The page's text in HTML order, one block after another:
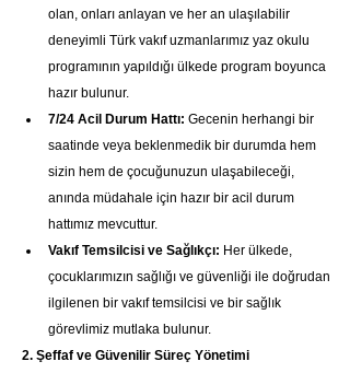
olan, onları anlayan ve her an ulaşılabilir
deneyimli Türk vakıf uzmanlarımız yaz okulu
programının yapıldığı ülkede program boyunca
hazır bulunur.
7/24 Acil Durum Hattı: Gecenin herhangi bir
saatinde veya beklenmedik bir durumda hem
sizin hem de çocuğunuzun ulaşabileceği,
anında müdahale için hazır bir acil durum
hattımız mevcuttur.
Vakıf Temsilcisi ve Sağlıkçı: Her ülkede,
çocuklarımızın sağlığı ve güvenliği ile doğrudan
ilgilenen bir vakıf temsilcisi ve bir sağlık
görevlimiz mutlaka bulunur.
2. Şeffaf ve Güvenilir Süreç Yönetimi